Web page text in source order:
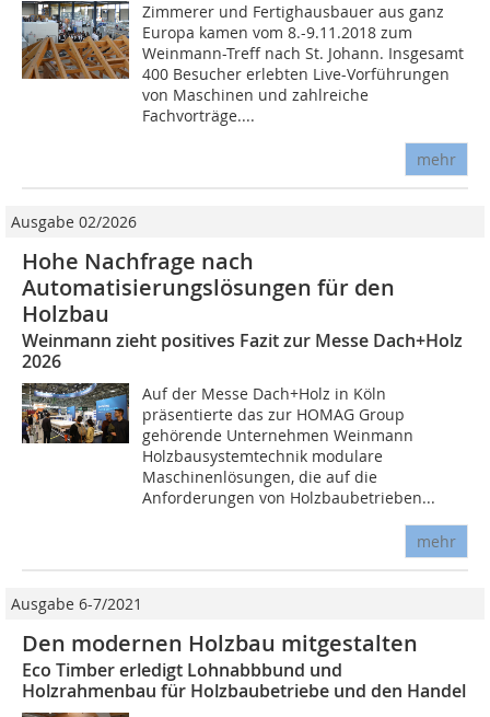
Zimmerer und Fertighausbauer aus ganz
Europa kamen vom 8.-9.11.2018 zum
Weinmann-Treff nach St. Johann. Insgesamt
400 Besucher erlebten Live-Vorführungen
von Maschinen und zahlreiche
Fachvorträge....
mehr
Ausgabe 02/2026
Hohe Nachfrage nach
Automatisierungslösungen für den
Holzbau
Weinmann zieht positives Fazit zur Messe Dach+Holz
2026
Auf der Messe Dach+Holz in Köln
präsentierte das zur HOMAG Group
gehörende Unternehmen Weinmann
Holzbausystemtechnik modulare
Maschinenlösungen, die auf die
Anforderungen von Holzbaubetrieben...
mehr
Ausgabe 6-7/2021
Den modernen Holzbau mitgestalten
Eco Timber erledigt Lohnabbbund und
Holzrahmenbau für Holzbaubetriebe und den Handel